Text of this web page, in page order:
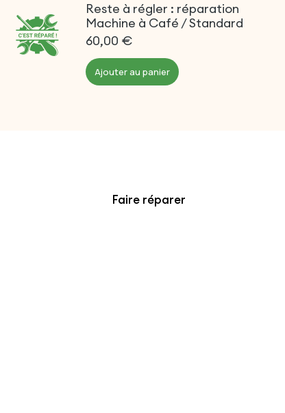
Reste à régler : réparation
Machine à Café / Standard
60,00 €
Ajouter au panier
Faire réparer